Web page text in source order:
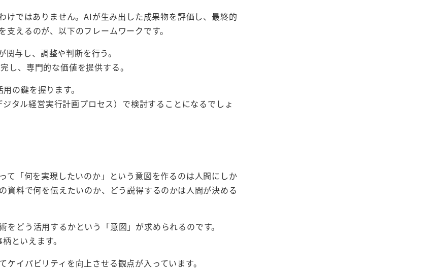
ではありません。AIが生み出した成果物を評価し、最終的
えるのが、以下のフレームワークです。
与し、調整や判断を行う。
、専門的な価値を提供する。
の鍵を握ります。
タル経営実行計画プロセス）で検討することになるでしょ
「何を実現したいのか」という意図を作るのは人間にしか
料で何を伝えたいのか、どう説得するのかは人間が決める
どう活用するかという「意図」が求められるのです。
といえます。
イパビリティを向上させる観点が入っています。